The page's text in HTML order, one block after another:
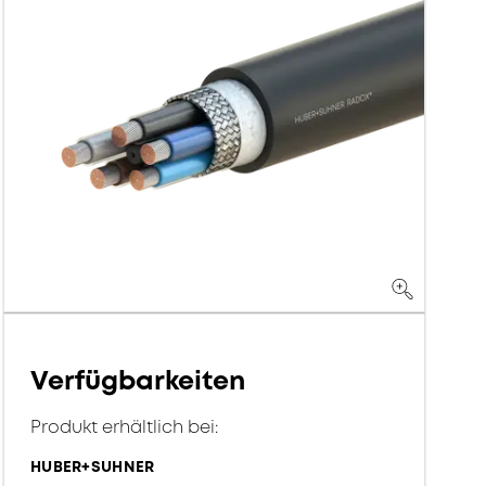
Verfügbarkeiten
Produkt erhältlich bei:
HUBER+SUHNER